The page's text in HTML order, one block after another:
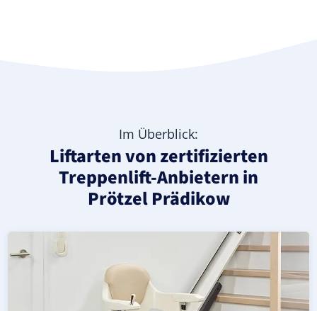
Im Überblick:
Liftarten von zertifizierten
Treppenlift-Anbietern in
Prötzel Prädikow
Moderner gerader Treppenlift in Prötzel Prädikow
Geprüfter, gebrauchter Treppenlift für gerade
Neuer Treppenlift für gerade Treppen in Prötzel